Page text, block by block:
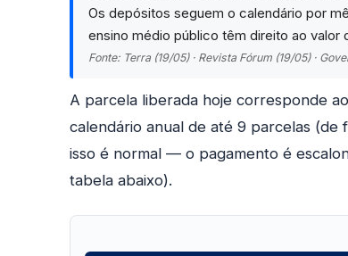
Os depósitos seguem o calendário por
ensino médio público têm direito ao
Fonte: Terra (19/05) · Revista Fórum (19/05) ·
A parcela liberada hoje corresponde
calendário anual de até 9 parcelas
isso é normal — o pagamento é
tabela abaixo).